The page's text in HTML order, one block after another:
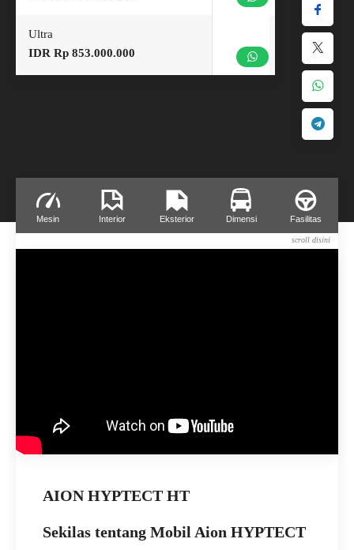
Ultra
IDR Rp 853.000.000
Mesin Interior Eksterior Dimensi Fasilitas
AION HYPTECT HT
Sekilas tentang Mobil Aion HYPTECT